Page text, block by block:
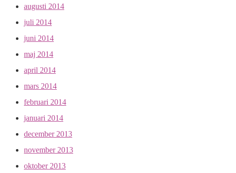
augusti 2014
juli 2014
juni 2014
maj 2014
april 2014
mars 2014
februari 2014
januari 2014
december 2013
november 2013
oktober 2013